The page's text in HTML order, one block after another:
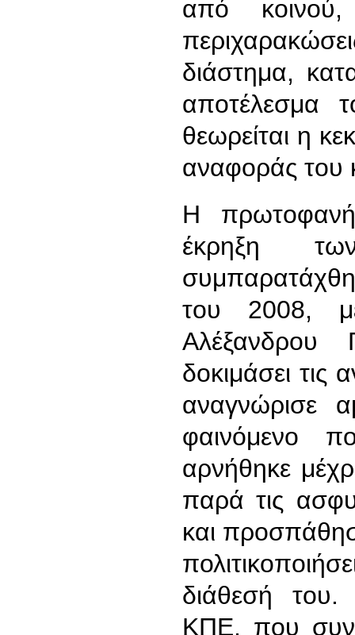
από
διάστημα,
αποτέλεσμα
θεωρείται η
αναφοράς του
Η
έκρηξη
του 2008,
Αλέξανδρου
δοκιμάσει
αναγνώρισε
φαινόμενο
αρνήθηκε
παρά τις
και
διάθεσή
ΚΠΕ, που